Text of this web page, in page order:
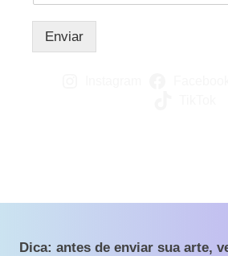
Enviar
Dica: antes de enviar sua arte,